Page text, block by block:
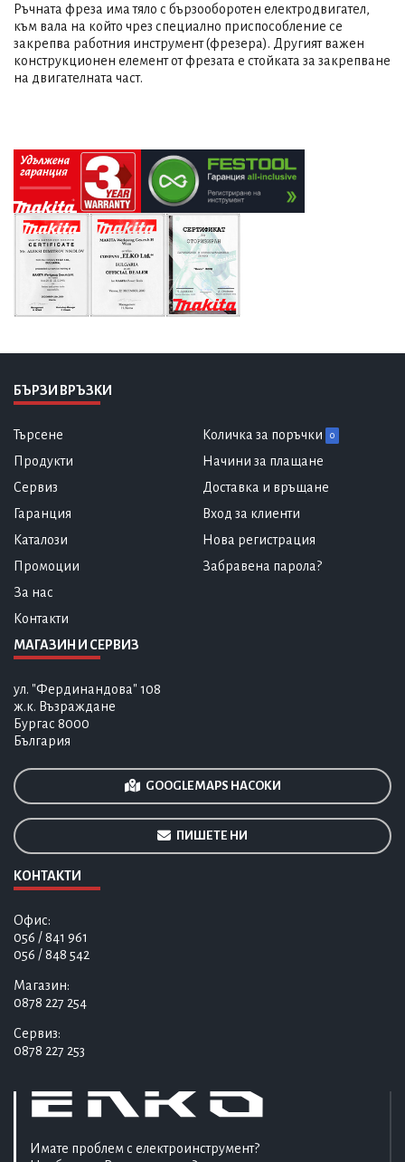
Ръчната фреза има тяло с бързооборотен електродвигател,
към вала на който чрез специално приспособление се
закрепва работния инструмент (фрезера). Другият важен
конструкционен елемент от фрезата е стойката за закрепване
на двигателната част.
Имате проблем с електроинструмент?
БЪРЗИ ВРЪЗКИ
Търсене
Продукти
Сервиз
Гаранция
Каталози
Промоции
За нас
Контакти
Количка за поръчки 0
Начини за плащане
Доставка и връщане
Вход за клиенти
Нова регистрация
Забравена парола?
МАГАЗИН И СЕРВИЗ
ул. "Фердинандова" 108
ж.к. Възраждане
Бургас 8000
България
GOOGLE MAPS НАСОКИ
ПИШЕТЕ НИ
КОНТАКТИ
Офис:
056 / 841 961
056 / 848 542
Магазин:
0878 227 254
Сервиз:
0878 227 253